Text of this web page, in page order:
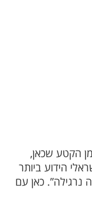
הקטע שכאן,
הידוע ביותר
נרגילה”. כאן עם